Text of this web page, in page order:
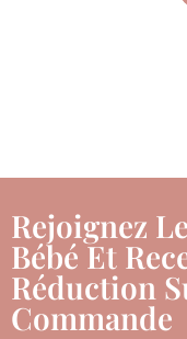
Rejoignez
Bébé Et
Réduction
Commande